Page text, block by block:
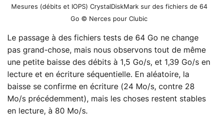
Mesures (débits et IOPS) CrystalDiskMark sur des fichiers de 64
Go © Nerces pour Clubic
Le passage à des fichiers tests de 64 Go ne change
pas grand-chose, mais nous observons tout de même
une petite baisse des débits à 1,5 Go/s, et 1,39 Go/s en
lecture et en écriture séquentielle. En aléatoire, la
baisse se confirme en écriture (24 Mo/s, contre 28
Mo/s précédemment), mais les choses restent stables
en lecture, à 80 Mo/s.